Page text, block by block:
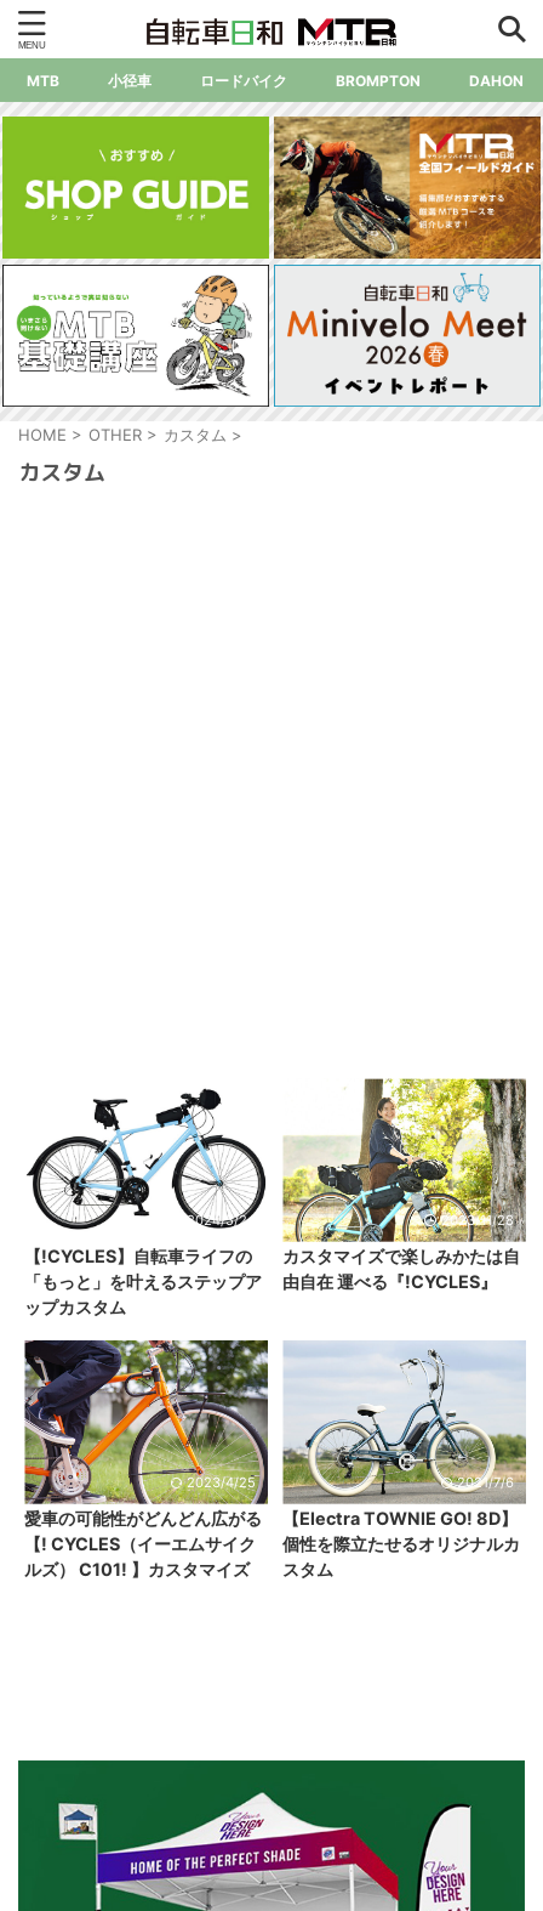
MTB 小径車 ロードバイク BROMPTON DAHON
HOME > OTHER > カスタム >
カスタム
2024/5/24
【!CYCLES】自転車ライフの
「もっと」を叶えるステップア
ップカスタム
2023/11/28
カスタマイズで楽しみかたは自
由自在 運べる『!CYCLES』
2023/4/25
愛車の可能性がどんどん広がる
【! CYCLES（イーエムサイク
ルズ） C101! 】カスタマイズ
2021/7/6
【Electra TOWNIE GO! 8D】
個性を際立たせるオリジナルカ
スタム